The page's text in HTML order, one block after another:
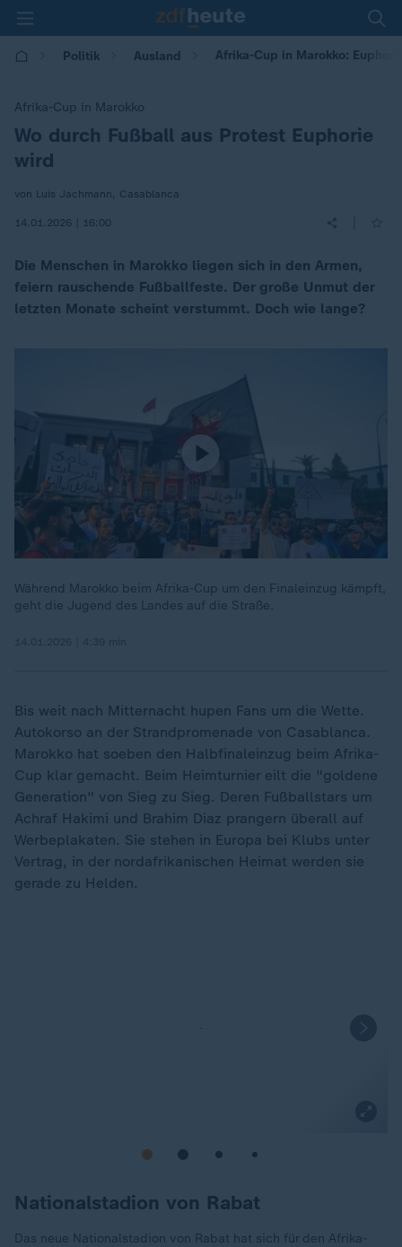
Politik Ausland Afrika-Cup in Marokko:
Afrika-Cup in Marokko
:
Wo durch Fußball aus Protest Euphorie
wird
von Luis Jachmann, Casablanca
14.01.2026 | 16:00
Die Menschen in Marokko liegen sich in den Armen,
feiern rauschende Fußballfeste. Der große Unmut der
letzten Monate scheint verstummt. Doch wie lange?
Während Marokko beim Afrika-Cup um den Finaleinzug kämpft,
geht die Jugend des Landes auf die Straße.
Bis weit nach Mitternacht hupen Fans um die Wette.
Autokorso an der Strandpromenade von Casablanca.
Marokko hat soeben den Halbfinaleinzug beim Afrika-
Cup klar gemacht. Beim Heimturnier eilt die "goldene
Generation" von Sieg zu Sieg. Deren Fußballstars um
Achraf Hakimi und Brahim Diaz prangern überall auf
Werbeplakaten. Sie stehen in Europa bei Klubs unter
Vertrag, in der nordafrikanischen Heimat werden sie
gerade zu Helden.
Nationalstadion von Rabat
Das neue Nationalstadion von Rabat hat sich für den Afrika-